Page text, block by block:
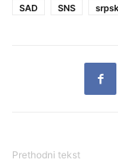
SAD
SNS
Prethodni tekst